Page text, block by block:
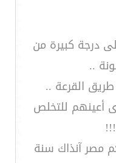
درجة كبيرة من
..
القرعة ..
أعينهم للتخلص
مصر آنذاك سنة